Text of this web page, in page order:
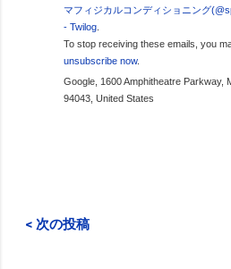
マフィジカルコンディショニング
- Twilog
To stop receiving these emails, you
unsubscribe now.
Google, 1600 Amphitheatre Parkway,
94043, United States
< 次の投稿